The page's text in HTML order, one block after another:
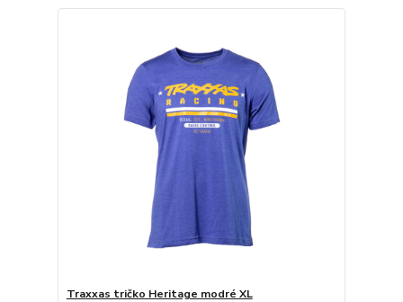
Traxxas tričko Heritage modré XL